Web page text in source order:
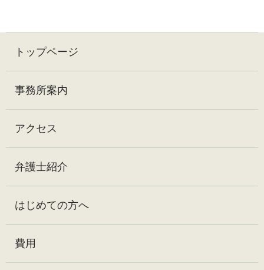
トップページ
事務所案内
アクセス
弁護士紹介
はじめての方へ
費用